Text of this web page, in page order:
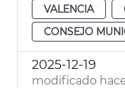
VALENCIA
CONSEJO
2025-12-19
modificado